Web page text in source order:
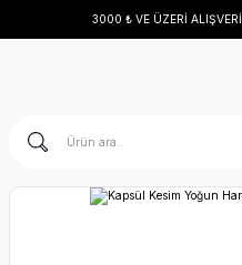
3000 ₺ VE ÜZERİ